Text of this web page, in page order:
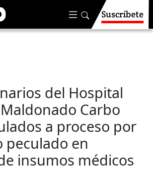
Suscríbete
del Hospital
Carbo
a proceso por
peculado en
insumos médicos